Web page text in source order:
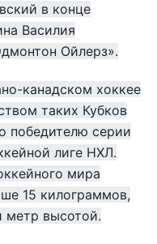
в конце
Василия
Ойлерз».
канадском хоккее
таких Кубков
победителю серии
лиге НХЛ.
мира
15 килограммов,
метр высотой.